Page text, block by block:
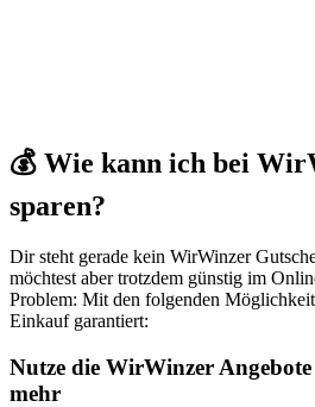
💰 Wie kann ich bei
sparen?
Dir steht gerade kein WirWinzer
möchtest aber trotzdem günstig im
Problem: Mit den folgenden
Einkauf garantiert:
Nutze die WirWinzer
mehr